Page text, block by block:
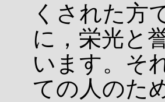
くされた方
に，栄光と
います。そ
ての人のた